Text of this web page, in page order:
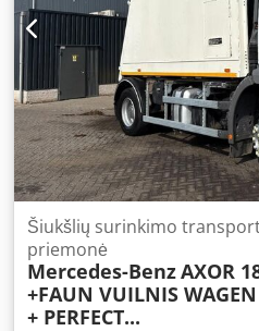
Šiukšlių surinkimo
priemonė
Mercedes-BenzAXOR
+FAUN VUILNIS
+ PERFECT...